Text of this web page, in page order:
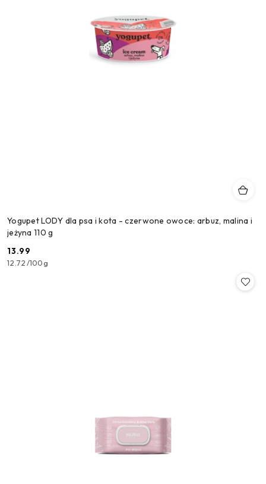
Yogupet LODY dla psa i kota - czerwone owoce: arbuz, malina i
jeżyna 110 g
Cena:
13.99
12.72/100g